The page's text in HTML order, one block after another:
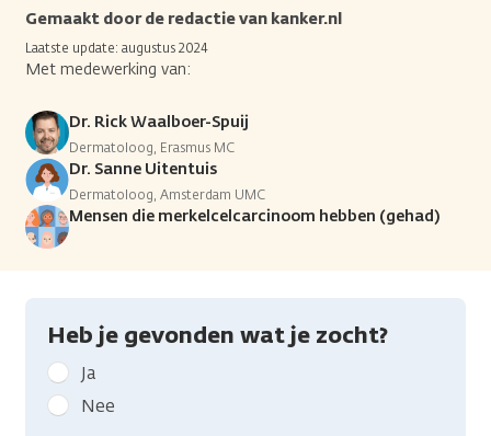
Gemaakt door de redactie van kanker.nl
Laatste update: augustus 2024
Met medewerking van:
Dr. Rick Waalboer-Spuij
Dermatoloog, Erasmus MC
Dr. Sanne Uitentuis
Dermatoloog, Amsterdam UMC
Mensen die merkelcelcarcinoom hebben (gehad)
Heb je gevonden wat je zocht?
Geef
kanker.nl
feedback:
Ja
Nee